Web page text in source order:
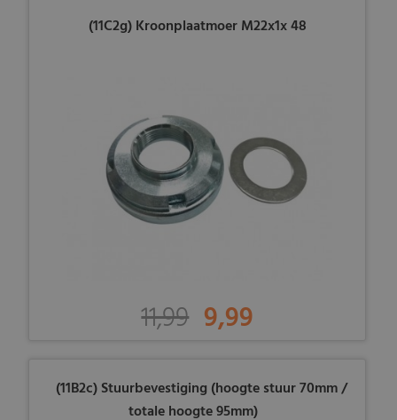
(11C2g) Kroonplaatmoer M22x1x 48
11,99 9,99
(11B2c) Stuurbevestiging (hoogte stuur 70mm /
totale hoogte 95mm)